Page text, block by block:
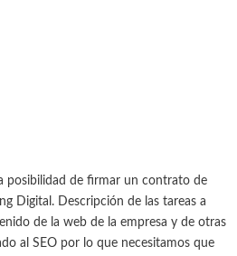
posibilidad de firmar un contrato de
Digital. Descripción de las tareas a
de la web de la empresa y de otras
al SEO por lo que necesitamos que